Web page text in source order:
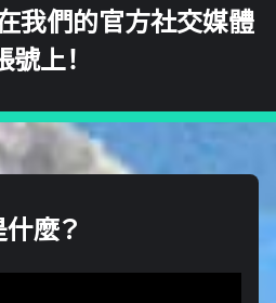
我們的官方社交媒體
號上！
麼？